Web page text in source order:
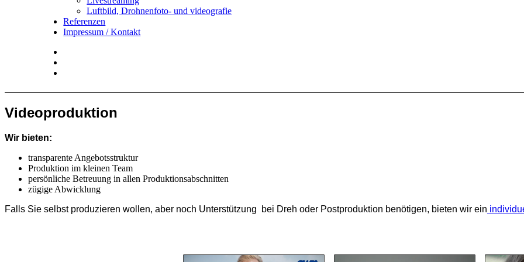
Luftbild, Drohnenfoto- und videografie
Referenzen
Impressum / Kontakt
Videoproduktion
Wir bieten:
transparente Angebotsstruktur
Produktion im kleinen Team
persönliche Betreuung in allen Produktionsabschnitten
zügige Abwicklung
Falls Sie selbst produzieren wollen, aber noch Unterstützung bei Dreh oder Postproduktion benötigen, bieten wir ein